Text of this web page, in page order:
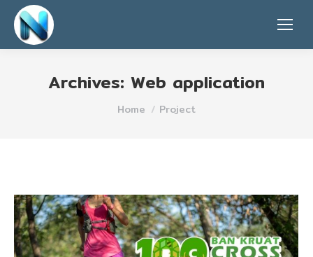
Archives: Web application
You are here:
Home Project